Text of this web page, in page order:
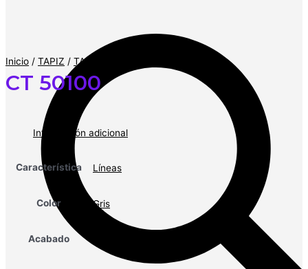
Inicio / TAPIZ / TAPIZ
CT 50100
Información adicional
Característica Líneas
Color Gris
Acabado